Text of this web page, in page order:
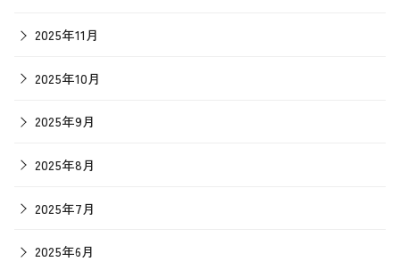
2025年11月
2025年10月
2025年9月
2025年8月
2025年7月
2025年6月